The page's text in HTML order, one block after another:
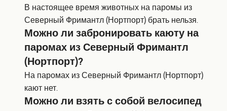
В настоящее время животных на паромы из
Северный Фримантл (Нортпорт) брать нельзя.
Можно ли забронировать каюту на
паромах из Северный Фримантл
(Нортпорт)?
На паромах из Северный Фримантл (Нортпорт)
кают нет.
Можно ли взять с собой велосипед